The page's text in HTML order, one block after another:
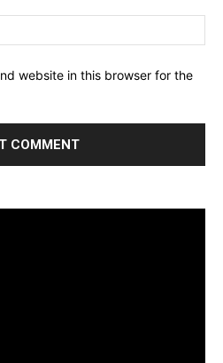
website in this browser for the